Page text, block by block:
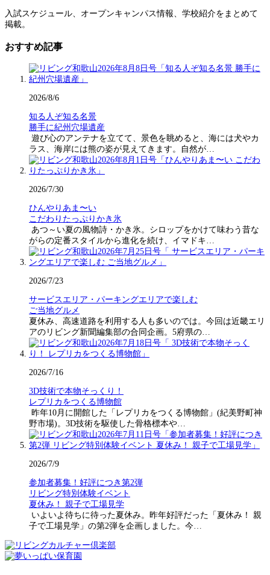
入試スケジュール、オープンキャンパス情報、学校紹介をまとめて
掲載。
おすすめ記事
2026/8/6
知る人ぞ知る名景
勝手に紀州穴場遺産
遊び心のアンテナを立てて、景色を眺めると、海には犬やカ
ラス、海岸には熊の姿が見えてきます。自然が…
2026/7/30
ひんやりあま〜い
こだわりたっぷりかき氷
あつ～い夏の風物詩・かき氷。シロップをかけて味わう昔な
がらの定番スタイルから進化を続け、イマドキ…
2026/7/23
サービスエリア・パーキングエリアで楽しむ
ご当地グルメ
夏休み、高速道路を利用する人も多いのでは。今回は近畿エリ
アのリビング新聞編集部の合同企画。5府県の…
2026/7/16
3D技術で本物そっくり！
レプリカをつくる博物館
昨年10月に開館した「レプリカをつくる博物館」(紀美野町神
野市場)。3D技術を駆使した骨格標本や…
2026/7/9
参加者募集！好評につき第2弾
リビング特別体験イベント
夏休み！ 親子で工場見学
いよいよ待ちに待った夏休み。昨年好評だった「夏休み！ 親
子で工場見学」の第2弾を企画しました。今…